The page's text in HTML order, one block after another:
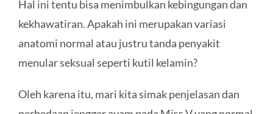
Hal ini tentu bisa menimbulkan kebingungan dan
kekhawatiran. Apakah ini merupakan variasi
anatomi normal atau justru tanda penyakit
menular seksual seperti kutil kelamin?
Oleh karena itu, mari kita simak penjelasan dan